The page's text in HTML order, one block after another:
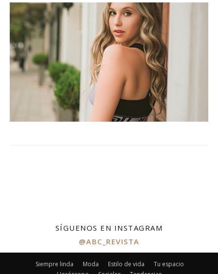
SÍGUENOS EN INSTAGRAM
@ABC_REVISTA
Siempre linda Moda Estilo de vida
Tu espacio